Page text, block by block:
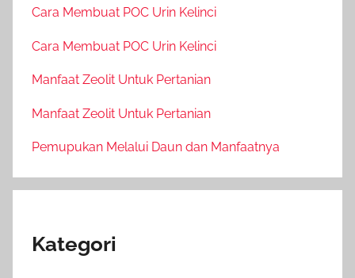
Cara Membuat POC Urin Kelinci
Cara Membuat POC Urin Kelinci
Manfaat Zeolit Untuk Pertanian
Manfaat Zeolit Untuk Pertanian
Pemupukan Melalui Daun dan Manfaatnya
Kategori